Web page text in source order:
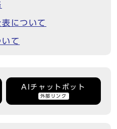
について
て
AIチャットボット
外部リンク